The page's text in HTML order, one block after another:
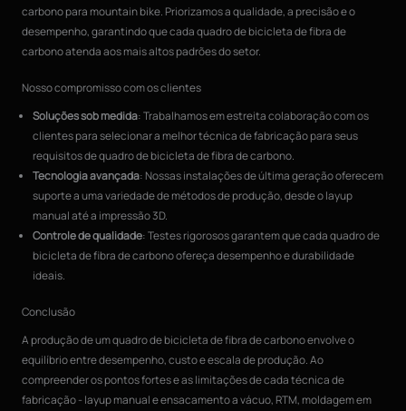
carbono para mountain bike. Priorizamos a qualidade, a precisão e o
desempenho, garantindo que cada quadro de bicicleta de fibra de
carbono atenda aos mais altos padrões do setor.
Nosso compromisso com os clientes
Soluções sob medida: Trabalhamos em estreita colaboração com os
clientes para selecionar a melhor técnica de fabricação para seus
requisitos de quadro de bicicleta de fibra de carbono.
Tecnologia avançada: Nossas instalações de última geração oferecem
suporte a uma variedade de métodos de produção, desde o layup
manual até a impressão 3D.
Controle de qualidade: Testes rigorosos garantem que cada quadro de
bicicleta de fibra de carbono ofereça desempenho e durabilidade
ideais.
Conclusão
A produção de um quadro de bicicleta de fibra de carbono envolve o
equilíbrio entre desempenho, custo e escala de produção. Ao
compreender os pontos fortes e as limitações de cada técnica de
fabricação - layup manual e ensacamento a vácuo, RTM, moldagem em